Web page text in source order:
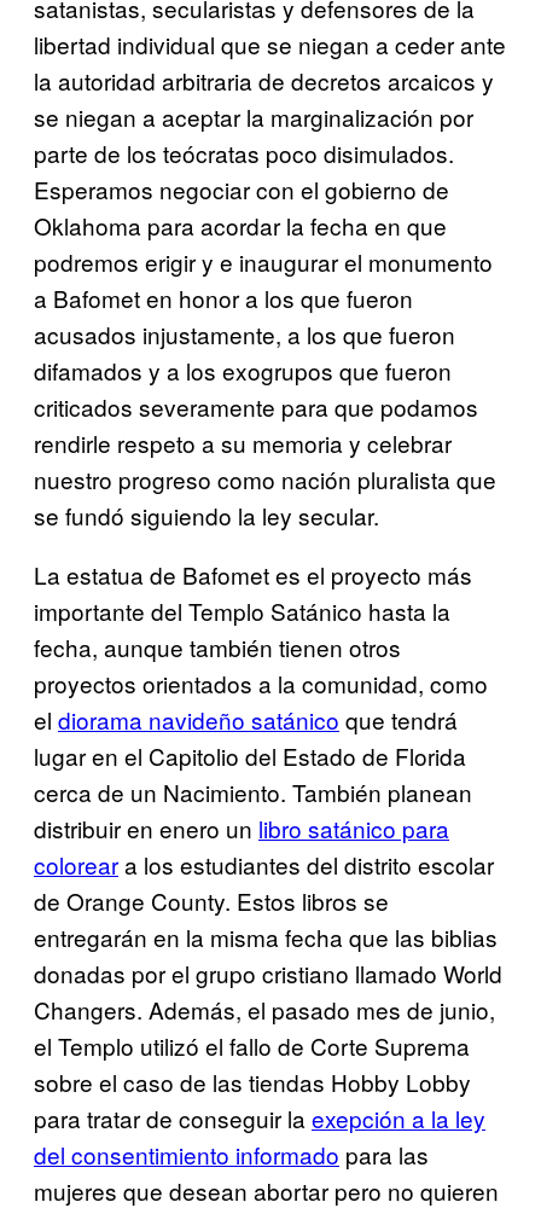
satanistas, secularistas y defensores de la
libertad individual que se niegan a ceder ante
la autoridad arbitraria de decretos arcaicos y
se niegan a aceptar la marginalización por
parte de los teócratas poco disimulados.
Esperamos negociar con el gobierno de
Oklahoma para acordar la fecha en que
podremos erigir y e inaugurar el monumento
a Bafomet en honor a los que fueron
acusados injustamente, a los que fueron
difamados y a los exogrupos que fueron
criticados severamente para que podamos
rendirle respeto a su memoria y celebrar
nuestro progreso como nación pluralista que
se fundó siguiendo la ley secular.
La estatua de Bafomet es el proyecto más
importante del Templo Satánico hasta la
fecha, aunque también tienen otros
proyectos orientados a la comunidad, como
el diorama na​videño satánico que tendrá
lugar en el Capitolio del Estado de Florida
cerca de un Nacimiento. También planean
distribuir en enero un libro satánico p​ara
coloreara los estudiantes del distrito escolar
de Orange County. Estos libros se
entregarán en la misma fecha que las biblias
donadas por el grupo cristiano llamado World
Changers. Además, el pasado mes de junio,
el Templo utilizó el fallo de Corte Suprema
sobre el caso de las tiendas Hobby Lobby
para tratar de conseguir la exepción a la ley
del consentimie​nto informado para las
mujeres que desean abortar pero no quieren